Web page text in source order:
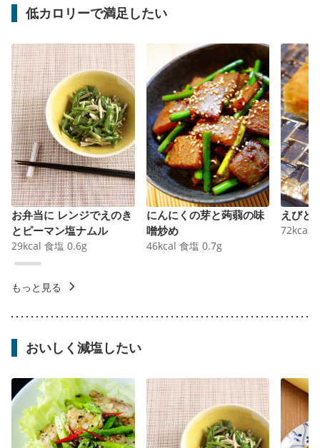
低カロリーで満足したい
お弁当に レンジでえのき
とピーマン塩ナムル
29kcal 食塩 0.6g
にんにくの芽と蒟蒻の味
噌炒め
46kcal 食塩 0.7g
えびと
72kcal
もっと見る
おいしく減塩したい